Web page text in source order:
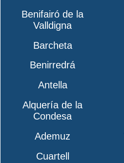
Benifairó de la
Valldigna
Barcheta
Benirredrá
Antella
Alquería de la
Condesa
Ademuz
Cuartell